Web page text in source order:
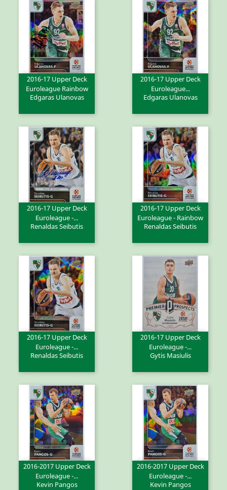
2016-17 Upper Deck
Euroleague Rainbow
Edgaras Ulanovas
2016-17 Upper Deck
Euroleague...
Edgaras Ulanovas
2016-17 Upper Deck
Euroleague -...
Renaldas Seibutis
2016-17 Upper Deck
Euroleague - Rainbow
Renaldas Seibutis
2016-17 Upper Deck
Euroleague -...
Renaldas Seibutis
2016-17 Upper Deck
Euroleague -...
Gytis Masiulis
2016-2017 Upper Deck
Euroleague -...
Kevin Pangos
2016-2017 Upper Deck
Euroleague -...
Kevin Pangos